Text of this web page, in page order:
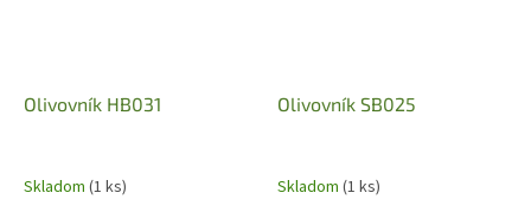
Olivovník HB031
Skladom (1 ks)
Olivovník SB025
Skladom (1 ks)